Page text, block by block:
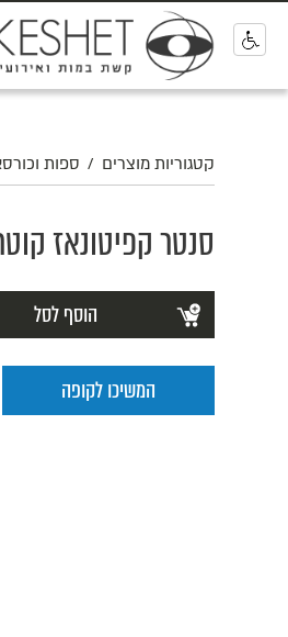
קטגוריות מוצרים / ספות
סנטר קפיטונאז קוטר 2 מטר
הוסף לסל
המשיכו לקופה